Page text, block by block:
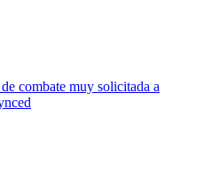
combate muy solicitada a